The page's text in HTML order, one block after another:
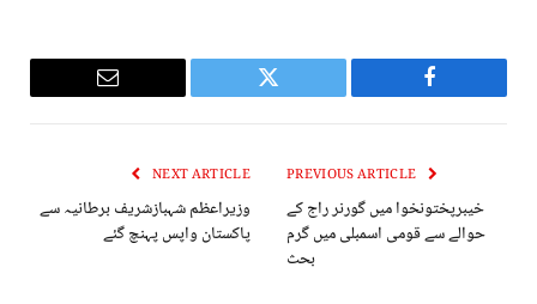
Facebook
Twitter
Email
خیبرپختونخوا میں گورنر راج کے
حوالے سے قومی اسمبلی میں گرم
بحث
NEXT ARTICLE
وزیراعظم شہبازشریف برطانیہ سے
پاکستان واپس پہنچ گئے